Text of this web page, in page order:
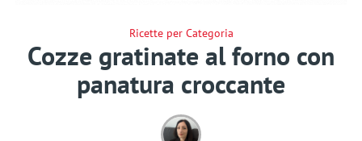
Ricette per Categoria
Cozze gratinate al forno con
panatura croccante